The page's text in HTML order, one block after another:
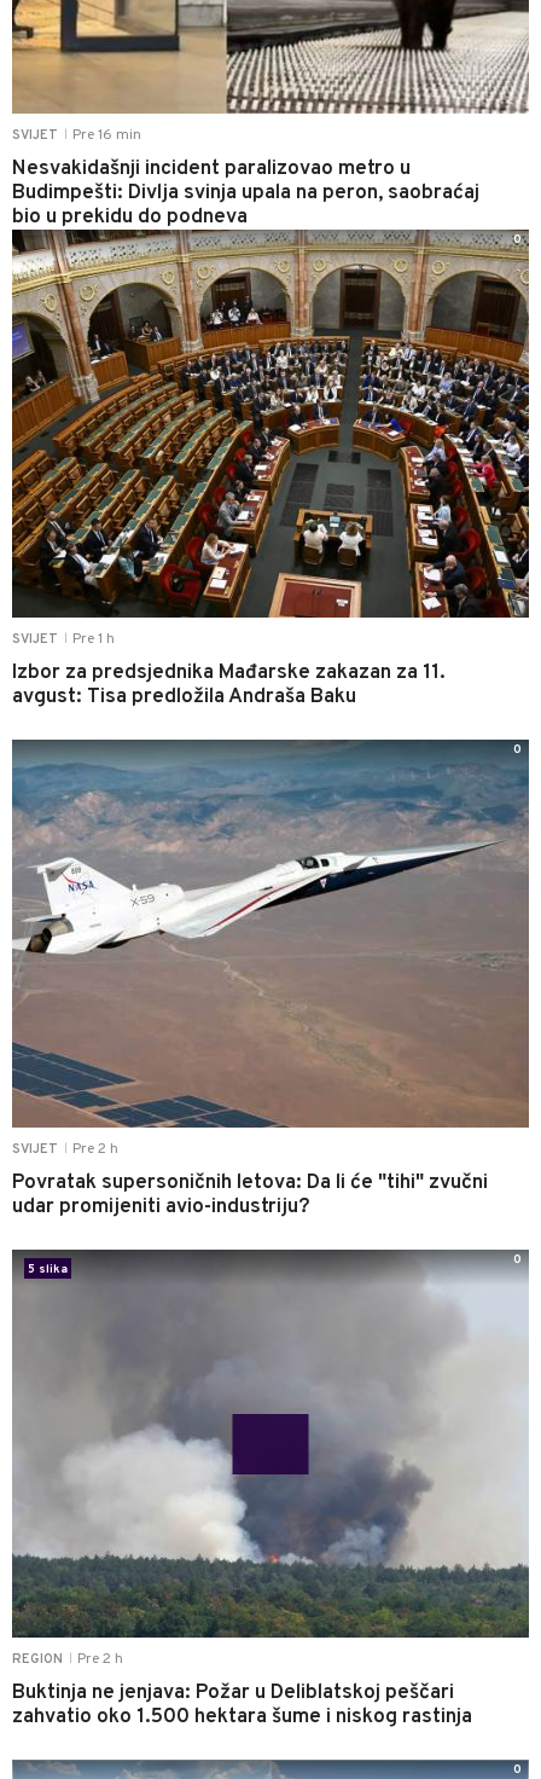
SVIJET Pre 16 min
Nesvakidašnji incident paralizovao metro u
Budimpešti: Divlja svinja upala na peron, saobraćaj
bio u prekidu do podneva
SVIJET Pre 1 h
Izbor za predsjednika Mađarske zakazan za 11.
avgust: Tisa predložila Andraša Baku
0
SVIJET Pre 2 h
Povratak supersoničnih letova: Da li će "tihi" zvučni
udar promijeniti avio-industriju?
0
REGION Pre 2 h
Buktinja ne jenjava: Požar u Deliblatskoj peščari
zahvatio oko 1.500 hektara šume i niskog rastinja
5 slika
0
0